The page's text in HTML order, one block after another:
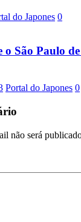
do Japones 0
São Paulo
Portal do Japones 0
não será